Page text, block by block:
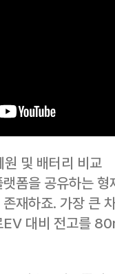
및 배터리 비교
폼을 공유하는
재하죠. 가장 큰
EV 대비 전고를